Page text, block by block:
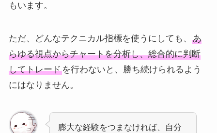
もいます。
ただ、どんなテクニカル指標を使うにしても、 あ
らゆる視点からチャートを分析し、総合的に判断
してトレードを行わないと、勝ち続けられるよう
にはなりません。
膨大な経験をつまなければ、自分